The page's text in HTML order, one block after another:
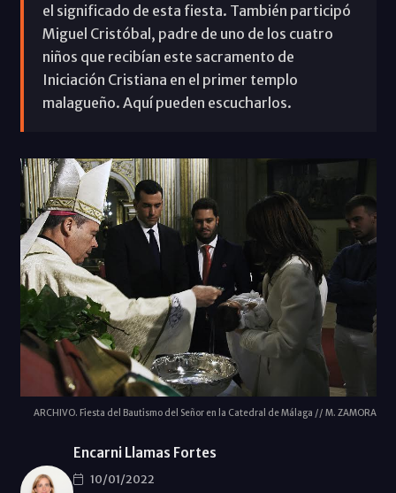
el significado de esta fiesta. También participó
Miguel Cristóbal, padre de uno de los cuatro
niños que recibían este sacramento de
Iniciación Cristiana en el primer templo
malagueño. Aquí pueden escucharlos.
ARCHIVO. Fiesta del Bautismo del Señor en la Catedral de Málaga // M. ZAMORA
Encarni Llamas Fortes
10/01/2022